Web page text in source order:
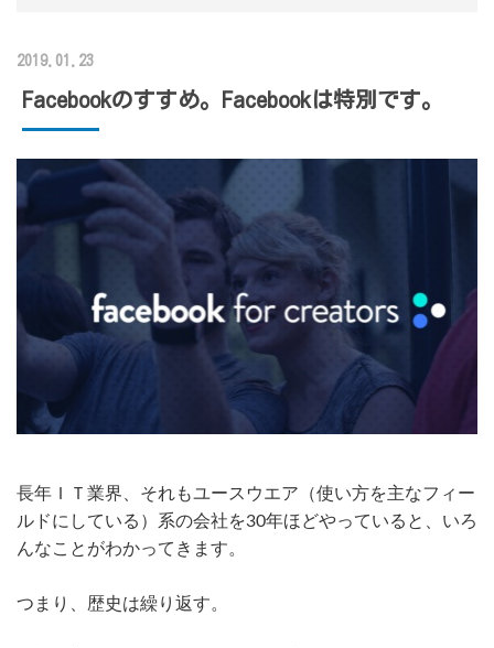
2019.01.23
Facebookのすすめ。Facebookは特別です。
長年ＩＴ業界、それもユースウエア（使い方を主なフィー
ルドにしている）系の会社を30年ほどやっていると、いろ
んなことがわかってきます。
つまり、歴史は繰り返す。